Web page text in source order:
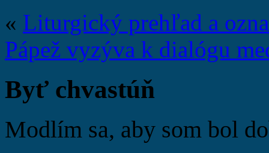
« Liturgický prehľad a
Pápež vyzýva k dialógu
Byť chvastúň
Modlím sa, aby som bol